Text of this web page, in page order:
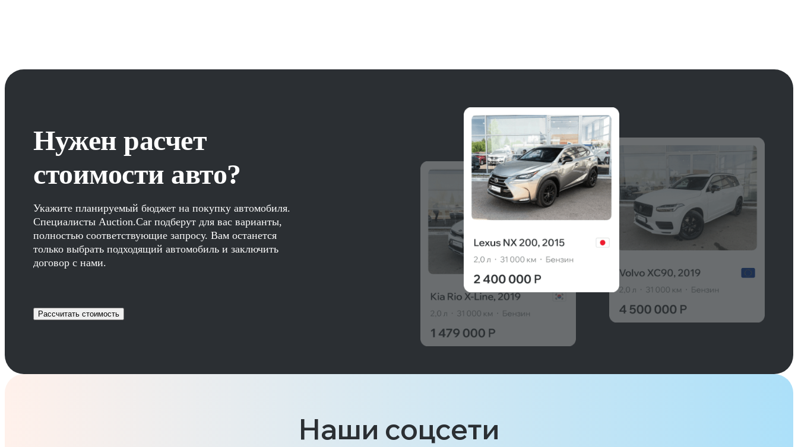
Нужен расчет
стоимости авто?
Укажите планируемый бюджет на покупку автомобиля.
Специалисты Auction.Car подберут для вас варианты,
полностью соответствующие запросу. Вам останется
только выбрать подходящий автомобиль и заключить
договор с нами.
Рассчитать стоимость
Наши соцсети